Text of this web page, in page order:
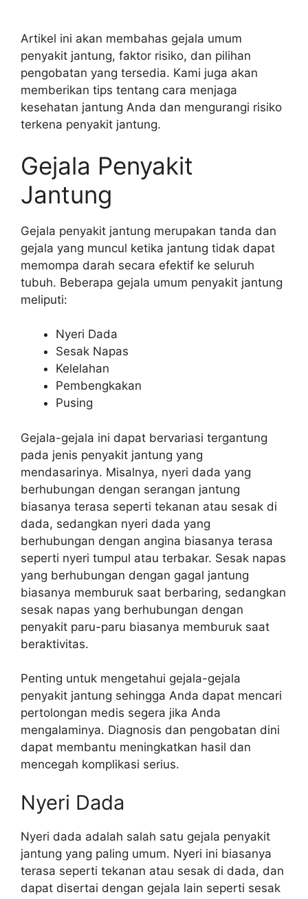
Artikel ini akan membahas gejala umum
penyakit jantung, faktor risiko, dan pilihan
pengobatan yang tersedia. Kami juga akan
memberikan tips tentang cara menjaga
kesehatan jantung Anda dan mengurangi risiko
terkena penyakit jantung.
Gejala Penyakit
Jantung
Gejala penyakit jantung merupakan tanda dan
gejala yang muncul ketika jantung tidak dapat
memompa darah secara efektif ke seluruh
tubuh. Beberapa gejala umum penyakit jantung
meliputi:
Nyeri Dada
Sesak Napas
Kelelahan
Pembengkakan
Pusing
Gejala-gejala ini dapat bervariasi tergantung
pada jenis penyakit jantung yang
mendasarinya. Misalnya, nyeri dada yang
berhubungan dengan serangan jantung
biasanya terasa seperti tekanan atau sesak di
dada, sedangkan nyeri dada yang
berhubungan dengan angina biasanya terasa
seperti nyeri tumpul atau terbakar. Sesak napas
yang berhubungan dengan gagal jantung
biasanya memburuk saat berbaring, sedangkan
sesak napas yang berhubungan dengan
penyakit paru-paru biasanya memburuk saat
beraktivitas.
Penting untuk mengetahui gejala-gejala
penyakit jantung sehingga Anda dapat mencari
pertolongan medis segera jika Anda
mengalaminya. Diagnosis dan pengobatan dini
dapat membantu meningkatkan hasil dan
mencegah komplikasi serius.
Nyeri Dada
Nyeri dada adalah salah satu gejala penyakit
jantung yang paling umum. Nyeri ini biasanya
terasa seperti tekanan atau sesak di dada, dan
dapat disertai dengan gejala lain seperti sesak